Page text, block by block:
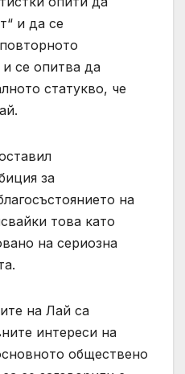
и да се
се опитва да
статукво, че
за
на
това като
на сериозна
на Лай са
интереси на
обществено